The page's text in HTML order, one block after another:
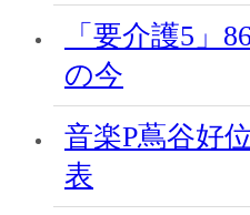
「要介護5」
の今
音楽P蔦谷好
表